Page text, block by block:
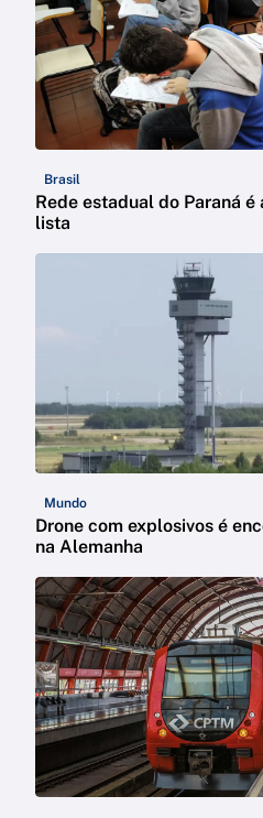
Brasil
Rede estadual do Paraná
lista
Mundo
Drone com explosivos é
na Alemanha